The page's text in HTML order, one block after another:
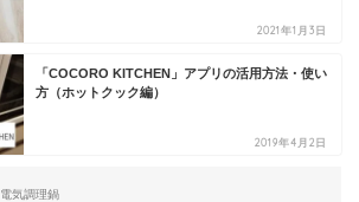
2021年1月3日
「COCORO KITCHEN」アプリの活用方法・使い
方（ホットクック編）
2019年4月2日
電気調理鍋